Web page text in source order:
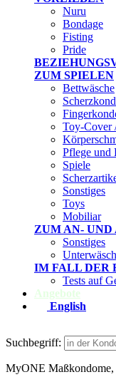
Nuru
Bondage
Fisting
Pride
ZUM SPIELEN
Bettwäsche
Toy-Cover
Pflege und
Spiele
Sonstiges
Toys
Mobiliar
ZUM AN- UND
Sonstiges
IM FALL DER
Tests auf
Angebote
English
Suchbegriff:
MyONE Maßkondome,